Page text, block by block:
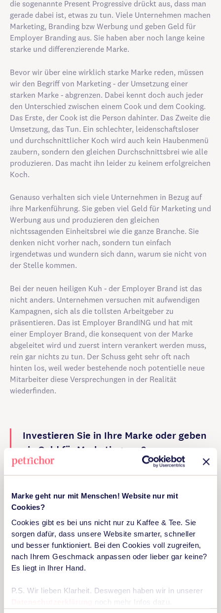
Marke geht nur mit Menschen! Website nur mit
Cookies?
Cookies gibt es bei uns nicht nur zu Kaffee & Tee. Sie
sorgen dafür, dass unsere Website smarter, schneller
und besser funktioniert. Bei den Cookies voll zugreifen,
nach Ihrem Geschmack anpassen oder lieber gar keine?
Es liegt in Ihrer Hand.
P.S. Wir lieben Klarheit. Deswegen haben wir in unserer
noch mehr Infos dazu.
die sogenannte Present Progressive drückt aus, dass man
gerade dabei ist, etwas zu tun. Viele Unternehmen machen
Marketing, Branding bzw Werbung und geben Geld für
Employer Branding aus. Sie haben aber noch lange keine
starke und differenzierende Marke.
Bevor wir über eine wirklich starke Marke reden, müssen
wir den Begriff von Marketing - der Umsetzung einer
starken Marke - abgrenzen. Dabei kennt doch auch jeder
den Unterschied zwischen einem Cook und dem Cooking.
Das Erste, der Cook ist die Person dahinter. Das Zweite die
Umsetzung, das Tun. Ein schlechter, leidenschaftsloser
und durchschnittlicher Koch wird auch kein Haubenmenü
zaubern, sondern den gleichen Durchschnittsbrei wie alle
produzieren. Das macht ihn leider zu keinem erfolgreichen
Koch.
Genauso verhalten sich viele Unternehmen in Bezug auf
ihre Markenführung. Sie geben viel Geld für Marketing und
Werbung aus und produzieren den gleichen
nichtssagenden Einheitsbrei wie die ganze Branche. Sie
denken nicht vorher nach, sondern tun einfach
irgendetwas und wundern sich dann, warum sie nicht von
der Stelle kommen.
Bei der neuen heiligen Kuh - der Employer Brand ist das
nicht anders. Unternehmen versuchen mit aufwendigen
Kampagnen, sich als die tollsten Arbeitgeber zu
präsentieren. Das ist Employer BrandING und hat mit
einer Employer Brand, die konsequent von der Marke
abgeleitet wird und zuerst intern verankert werden muss,
rein gar nichts zu tun. Der Schuss geht sehr oft nach
hinten los, weil weder bestehende noch potentielle neue
Mitarbeiter diese Versprechungen in der Realität
wiederfinden.
Investieren Sie in Ihre Marke oder geben
sie Geld für Marketing aus?
Diese Frage sollten sie sich stellen. Wir bei petrichor
machen kein Marketing und keine Werbung, wir machen
sollten Unternehmen auch machen, bevor sie in die ING-
Form und ins Tun kommen. So wird die Marke ein Erfolg
und kein kostenintensives Problem.
Autor